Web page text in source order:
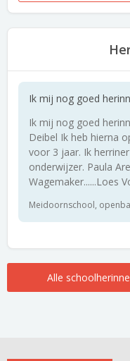
Ik mij nog goed
Ik mij nog goed
Deibel Ik heb hierna
voor 3 jaar. Ik
onderwijzer. Paula
Wagemaker......Loes
Meidoornschool,
Alle